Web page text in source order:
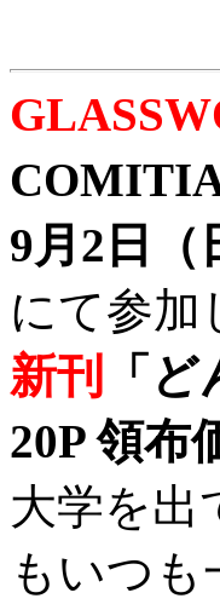
9月2日（
にて参加
新刊
「
20P 領布
大学を出
もいつ